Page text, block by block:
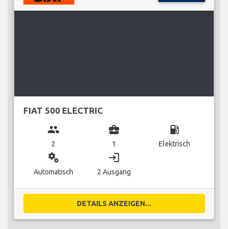
FIAT 500 ELECTRIC
group
2
business_center
1
local_gas_station
Elektrisch
miscellaneous_services
Automatisch
login
2 Ausgang
DETAILS ANZEIGEN...